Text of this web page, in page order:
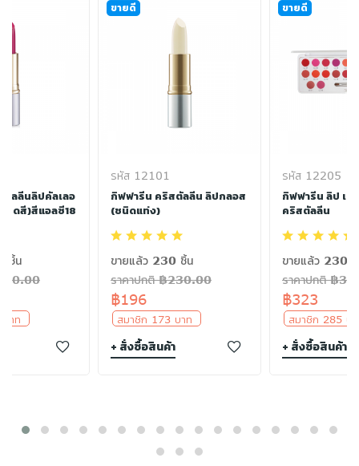
ลลีนลิปคัลเลอ
ฉดสี)สีแอลซี18
ชิ้น
าท
ขายดี
รหัส 12101
กิฟฟารีน คริสตัลลีน ลิปกลอส
(ชนิดแท่ง)
ขายแล้ว 230 ชิ้น
ราคาปกติ ฿230.00
฿196
สมาชิก 173 บาท
+ สั่งซื้อสินค้า
ขายดี
รหัส 12205
กิฟฟารีน ลิป เท
คริสตัลลีน
ขายแล้ว 230
ราคาปกติ ฿
฿323
สมาชิก 285
+ สั่งซื้อสินค้า